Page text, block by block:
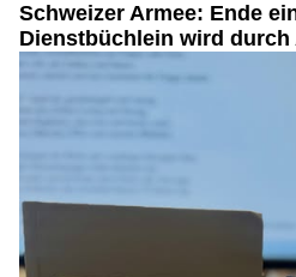
Schweizer Armee: Ende
Dienstbüchlein wird durch